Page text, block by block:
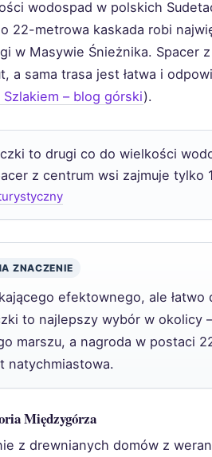
wodospad w polskich
22-metrowa kaskada robi
w Masywie Śnieżnika. Spacer
a sama trasa jest łatwa i
Szlakiem – blog górski).
to drugi co do wielkości
z centrum wsi zajmuje tylko
ZNACZENIE
efektownego, ale
to najlepszy wybór w okolicy
marszu, a nagroda w postaci
natychmiastowa.
Międzygórza
z drewnianych domów z